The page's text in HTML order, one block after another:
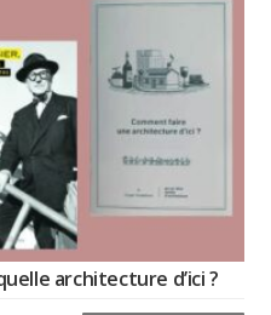
architecture d’ici ?